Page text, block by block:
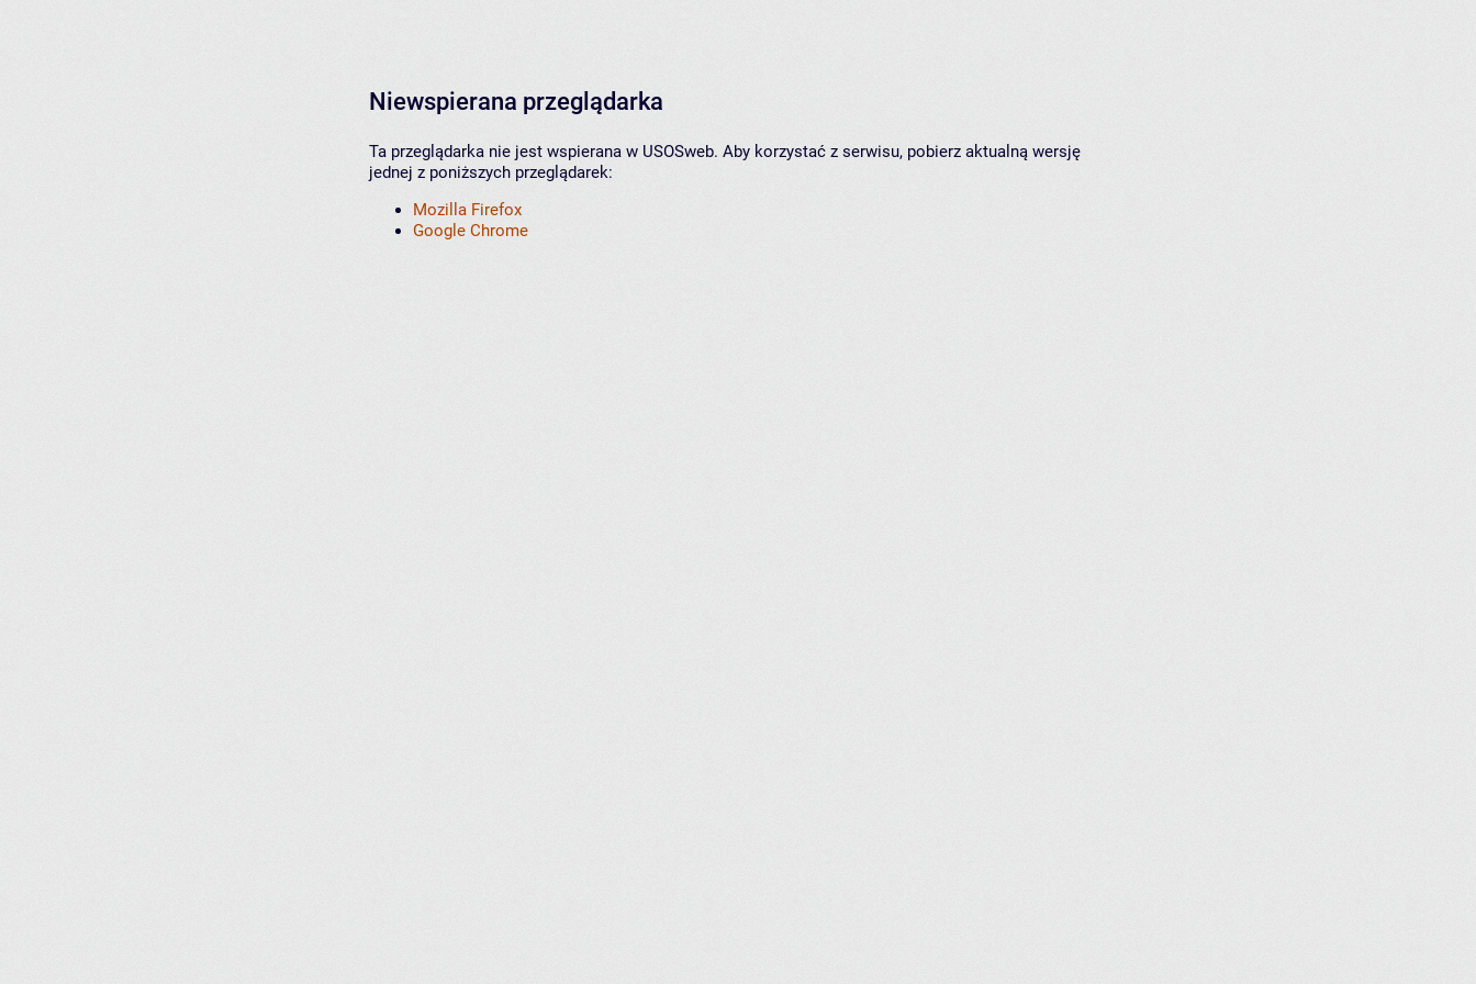
Niewspierana przeglądarka
Ta przeglądarka nie jest wspierana w USOSweb. Aby korzystać z serwisu, pobierz aktualną wersję
jednej z poniższych przeglądarek:
Mozilla Firefox
Google Chrome